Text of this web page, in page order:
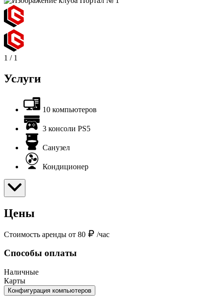
1 / 1
Услуги
10 компьютеров
3 консоли PS5
Санузел
Кондиционер
Цены
Стоимость аренды от 80 /час
Способы оплаты
Наличные
Карты
Конфигурация компьютеров